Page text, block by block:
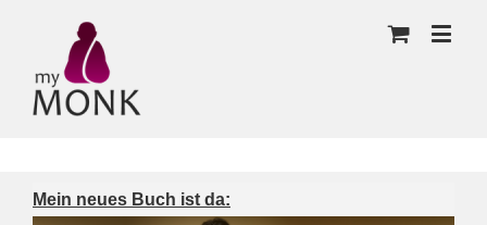
Mein neues Buch ist da: